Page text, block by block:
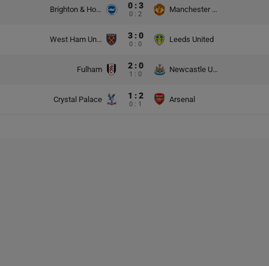
Brighton & Hove Albion 0 : 3
0 : 2
Manchester United
West Ham United 3 : 0
0 : 0
Leeds United
Fulham 2 : 0
1 : 0
Newcastle United
Crystal Palace 1 : 2
0 : 1
Arsenal